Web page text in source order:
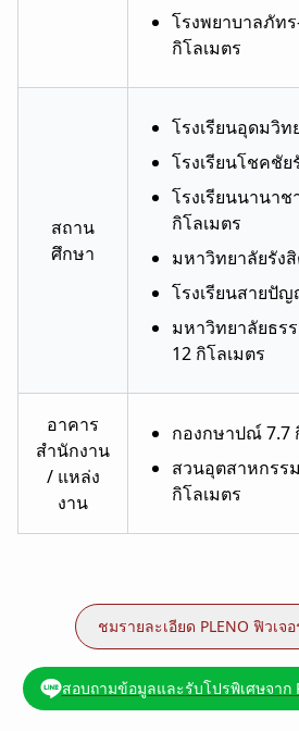
โรงพยาบาลภัท
กิโลเมตร
สถาน
ศึกษา
โรงเรียนอุดมวิท
โรงเรียนโชคชัย
โรงเรียนนานาช
กิโลเมตร
มหาวิทยาลัยรัง
โรงเรียนสายปั
มหาวิทยาลัยธร
12 กิโลเมตร
อาคาร
สำนักงาน
/ แหล่ง
งาน
กองกษาปณ์ 7.7
สวนอุตสาหกรร
กิโลเมตร
ชมรายละเอียด PLENO ฟิวเจ
สอบถามข้อมูลและรับโปรพิเศษจาก